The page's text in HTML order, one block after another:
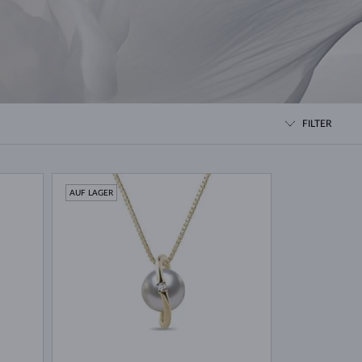
FILTER
AUF LAGER